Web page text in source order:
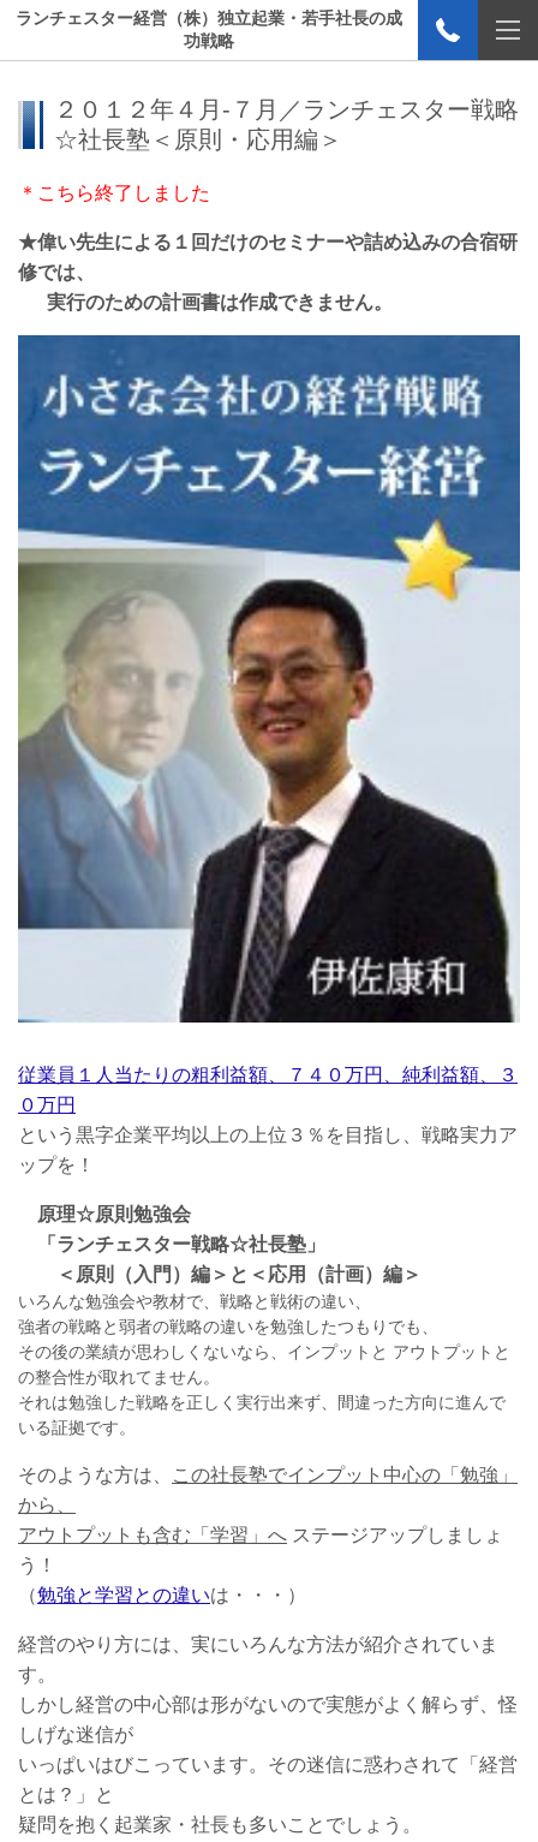
ランチェスター経営（株）独立起業・若手社長の成
功戦略
２０１２年４月-７月／ランチェスター戦略
☆社長塾＜原則・応用編＞
＊こちら終了しました
★偉い先生による１回だけのセミナーや詰め込みの合宿研
修では、
実行のための計画書は作成できません。
従業員１人当たりの粗利益額、７４０万円、純利益額、３
０万円
という黒字企業平均以上の上位３％を目指し、戦略実力ア
ップを！
原理☆原則勉強会
「ランチェスター戦略☆社長塾」
＜原則（入門）編＞と＜応用（計画）編＞
いろんな勉強会や教材で、戦略と戦術の違い、
強者の戦略と弱者の戦略の違いを勉強したつもりでも、
その後の業績が思わしくないなら、インプットと アウトプットと
の整合性が取れてません。
それは勉強した戦略を正しく実行出来ず、間違った方向に進んで
いる証拠です。
そのような方は、
この社長塾でインプット中心の「勉強」
から、
アウトプットも含む「学習」へ ステージアップしましょ
う！
（勉強と学習との違いは・・・）
経営のやり方には、実にいろんな方法が紹介されていま
す。
しかし経営の中心部は形がないので実態がよく解らず、怪
しげな迷信が
いっぱいはびこっています。その迷信に惑わされて「経営
とは？」と
疑問を抱く起業家・社長も多いことでしょう。